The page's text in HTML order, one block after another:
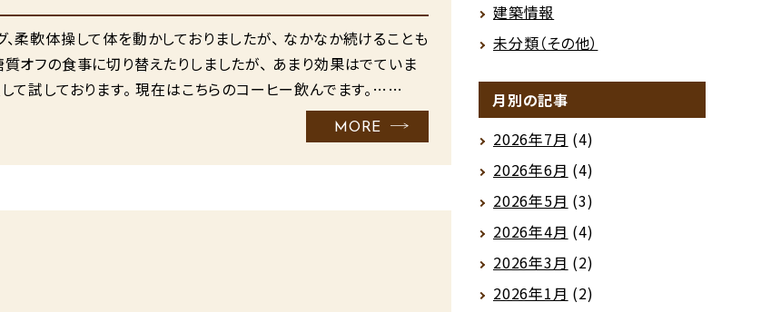
柔軟体操して体を動かしておりましたが、 なかなか続けることも
オフの食事に切り替えたりしましたが、 あまり効果はでていま
て試しております。 現在はこちらのコーヒー飲んでます。……
MORE
建築情報
未分類（その他）
月別の記事
2026年7月 (4)
2026年6月 (4)
2026年5月 (3)
2026年4月 (4)
2026年3月 (2)
2026年1月 (2)